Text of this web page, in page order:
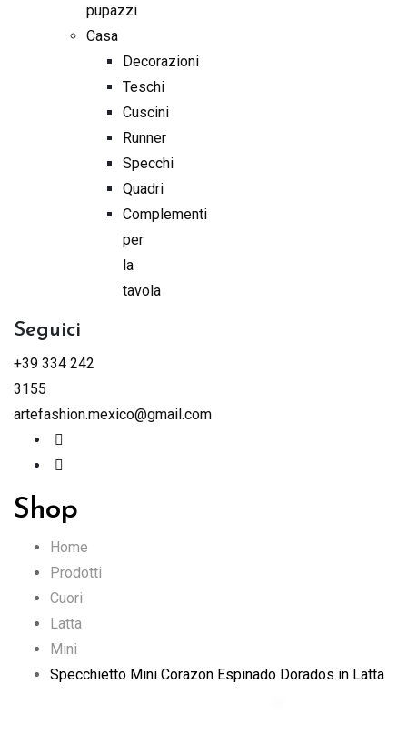
pupazzi
Casa
Decorazioni
Teschi
Cuscini
Runner
Specchi
Quadri
Complementi
per
la
tavola
Seguici
+39 334 242
3155
artefashion.mexico@gmail.com
Shop
Home
Prodotti
Cuori
Latta
Mini
Specchietto Mini Corazon Espinado Dorados in Latta